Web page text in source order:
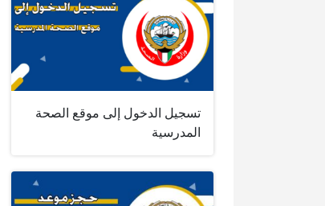
تسجيل الدخول إلى موقع الصحة
المدرسية